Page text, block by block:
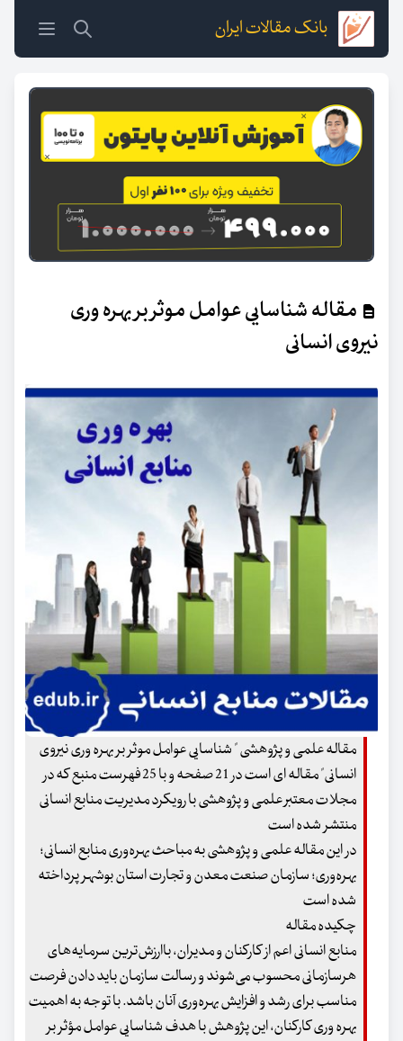
بانک مقالات ایران
مقاله شناسایی عوامل موثر بر بهره وری
نیروی انسانی
مقاله علمی و پژوهشی " شناسایی عوامل موثر بر بهره وری نیروی
انسانی" مقاله ای است در 21 صفحه و با 25 فهرست منبع که در
مجلات معتبر علمی و پژوهشی با رویکرد مدیریت منابع انسانی
منتشر شده است
در این مقاله علمی و پژوهشی به مباحث بهره‌وری منابع انسانی؛
بهره‌وری؛ سازمان صنعت معدن و تجارت استان بوشهر پرداخته
شده است
چکیده مقاله
منابع انسانی اعم از کارکنان و مدیران، باارزش‌ترین سرمایه‌های
هرسازمانی محسوب می‌شوند و رسالت سازمان باید دادن فرصت
مناسب برای رشد و افزایش بهره‌وری آنان باشد. با توجه به اهمیت
بهره وری کارکنان، این پژوهش با هدف شناسایی عوامل مؤثر بر